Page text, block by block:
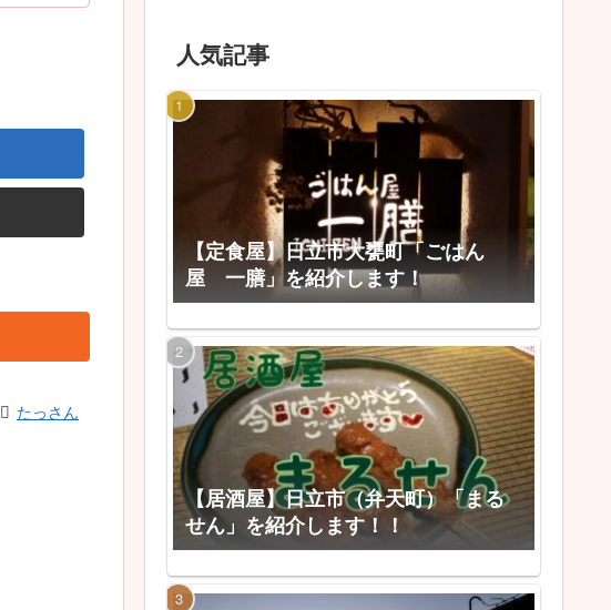
たっさん
人気記事
【定食屋】日立市大甕町「ごはん
屋 一膳」を紹介します！
【居酒屋】日立市（弁天町）「まる
せん」を紹介します！！